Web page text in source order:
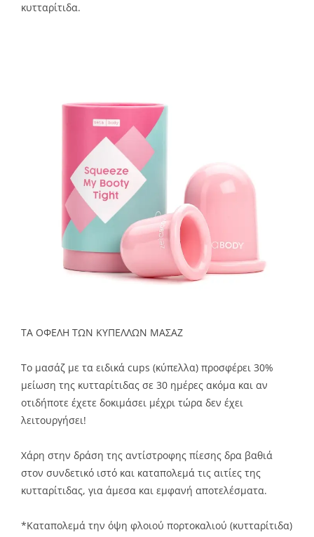
κυτταρίτιδα.
ΤΑ ΟΦΕΛΗ ΤΩΝ ΚΥΠΕΛΛΩΝ ΜΑΣΑΖ
Το μασάζ με τα ειδικά cups (κύπελλα) προσφέρει 30%
μείωση της κυτταρίτιδας σε 30 ημέρες ακόμα και αν
οτιδήποτε έχετε δοκιμάσει μέχρι τώρα δεν έχει
λειτουργήσει!
Χάρη στην δράση της αντίστροφης πίεσης δρα βαθιά
στον συνδετικό ιστό και καταπολεμά τις αιτίες της
κυτταρίτιδας, για άμεσα και εμφανή αποτελέσματα.
*Καταπολεμά την όψη φλοιού πορτοκαλιού (κυτταρίτιδα)